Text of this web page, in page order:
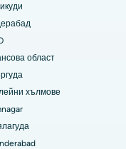
Хайдерабад
Индор
област
хълмове